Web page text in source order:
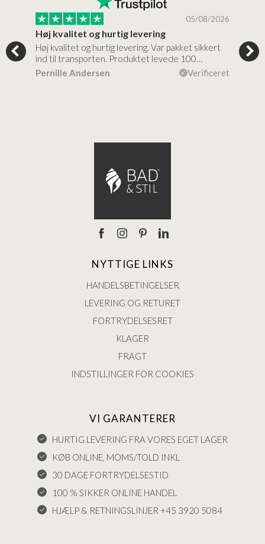
05/08/2026
Høj kvalitet og hurtig levering
Høj kvalitet og hurtig levering. Var pakket sikkert
ind til transporten. Produktet levede 100…
Pernille Andersen
Verificeret
NYTTIGE LINKS
HANDELSBETINGELSER
LEVERING OG RETURET
FORTRYDELSESRET
KLAGER
FRAGT
INDSTILLINGER FOR COOKIES
VI GARANTERER
HURTIG LEVERING FRA VORES EGET LAGER
KØB ONLINE, MOMS/TOLD INKL
30 DAGE FORTRYDELSESTID
100 % SIKKER ONLINE HANDEL
HJÆLP & RETNINGSLINJER +45 3920 5084